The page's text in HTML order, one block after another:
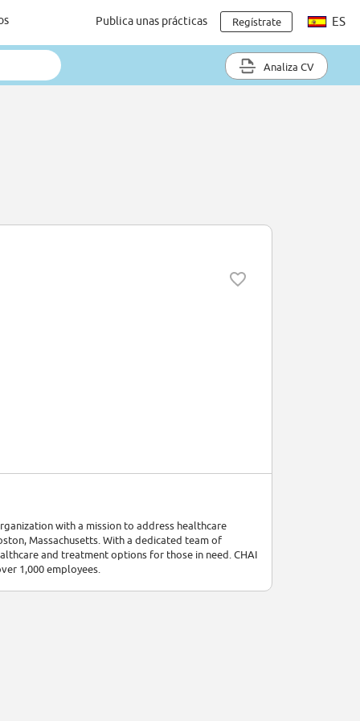
Publica unas prácticas Regístrate ES
Analiza CV
with a mission to address healthcare
Massachusetts. With a dedicated team of
and treatment options for those in need. CHAI
1,000 employees.